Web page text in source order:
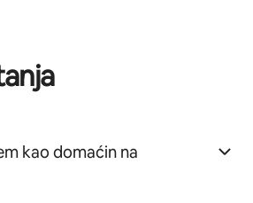
kao domaćin na